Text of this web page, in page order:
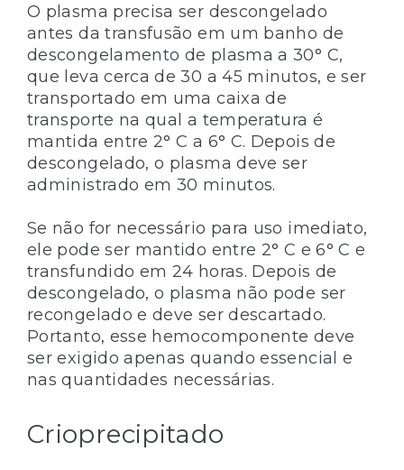
O plasma precisa ser descongelado
antes da transfusão em um banho de
descongelamento de plasma a 30° C,
que leva cerca de 30 a 45 minutos, e ser
transportado em uma caixa de
transporte na qual a temperatura é
mantida entre 2° C a 6° C. Depois de
descongelado, o plasma deve ser
administrado em 30 minutos.
Se não for necessário para uso imediato,
ele pode ser mantido entre 2° C e 6° C e
transfundido em 24 horas. Depois de
descongelado, o plasma não pode ser
recongelado e deve ser descartado.
Portanto, esse hemocomponente deve
ser exigido apenas quando essencial e
nas quantidades necessárias.
Crioprecipitado